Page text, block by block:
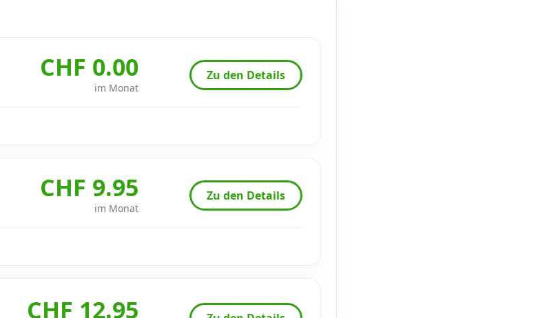
CHF 0.00
im Monat
Zu den Details
CHF 9.95
im Monat
Zu den Details
CHF 12.95